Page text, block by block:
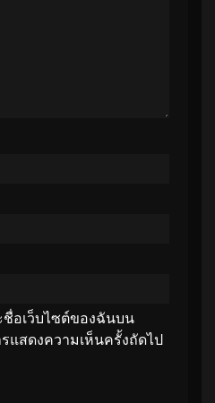
อเว็บไซต์ของฉันบน
แสดงความเห็นครั้งถัดไป